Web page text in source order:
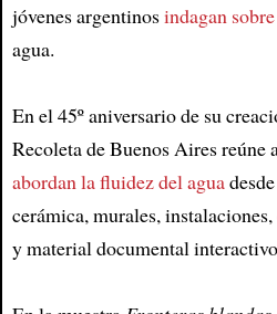
jóvenes argentinosindagan
agua.
En el 45º aniversario de su
Recoleta de Buenos Aires reúne
abordan la fluidez del agua
cerámica, murales, instalaciones,
y material documental